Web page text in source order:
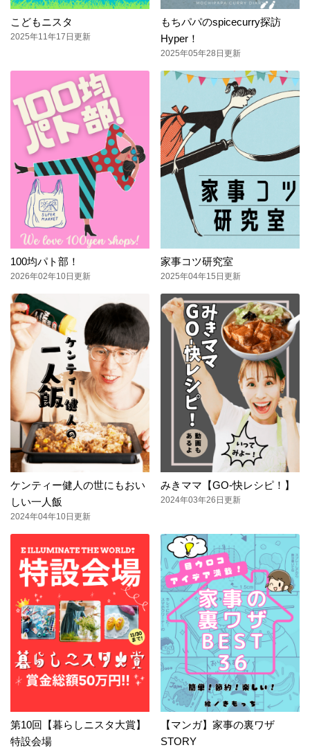
こどもニスタ
2025年11年17日更新
もちパパのspicecurry探訪
Hyper！
2025年05年28日更新
100均パト部！
2026年02年10日更新
家事コツ研究室
2025年04年15日更新
ケンティー健人の世にもおい
しい一人飯
2024年04年10日更新
みきママ【GO-快レシピ！】
2024年03年26日更新
第10回【暮らしニスタ大賞】
特設会場
【マンガ】家事の裏ワザ
STORY